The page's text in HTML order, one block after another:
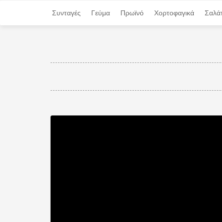
Συνταγές Γεύμα Πρωϊνό Χορτοφαγικά
Συνταγές Γεύμα Πρωϊνό Χορτοφαγικά